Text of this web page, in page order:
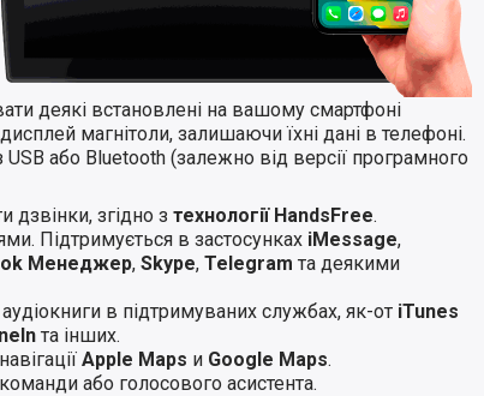
деякі встановлені на вашому смартфоні
магнітоли, залишаючи їхні дані в телефоні.
або Bluetooth (залежно від версії програмного
дзвінки, згідно з технології HandsFree.
Підтримується в застосунках iMessage,
Менеджер, Skype, Telegram та деякими
в підтримуваних службах, як-от iTunes
та інших.
Apple Maps и Google Maps.
або голосового асистента.